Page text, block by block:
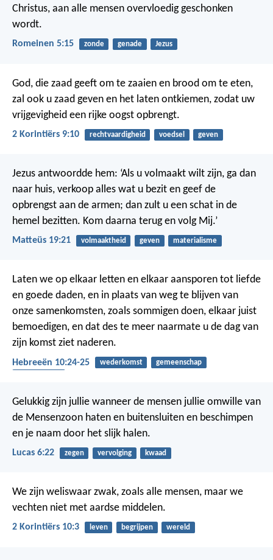
Christus, aan alle mensen overvloedig geschonken
wordt.
Romeinen 5:15 zonde genade Jezus
God, die zaad geeft om te zaaien en brood om te eten,
zal ook u zaad geven en het laten ontkiemen, zodat uw
vrijgevigheid een rijke oogst opbrengt.
2 Korintiërs 9:10 rechtvaardigheid voedsel geven
Jezus antwoordde hem: ‘Als u volmaakt wilt zijn, ga dan
naar huis, verkoop alles wat u bezit en geef de
opbrengst aan de armen; dan zult u een schat in de
hemel bezitten. Kom daarna terug en volg Mij.’
Matteüs 19:21 volmaaktheid geven materialisme
Laten we op elkaar letten en elkaar aansporen tot liefde
en goede daden, en in plaats van weg te blijven van
onze samenkomsten, zoals sommigen doen, elkaar juist
bemoedigen, en dat des te meer naarmate u de dag van
zijn komst ziet naderen.
Hebreeën 10:24-25 wederkomst
gemeenschap
Gelukkig zijn jullie wanneer de mensen jullie omwille van
de Mensenzoon haten en buitensluiten en beschimpen
en je naam door het slijk halen.
Lucas 6:22 zegen vervolging kwaad
We zijn weliswaar zwak, zoals alle mensen, maar we
vechten niet met aardse middelen.
2 Korintiërs 10:3 leven begrijpen wereld